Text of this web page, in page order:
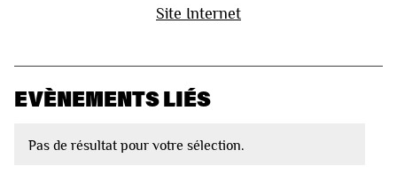
Site Internet
EVÈNEMENTS LIÉS
Pas de résultat pour votre sélection.